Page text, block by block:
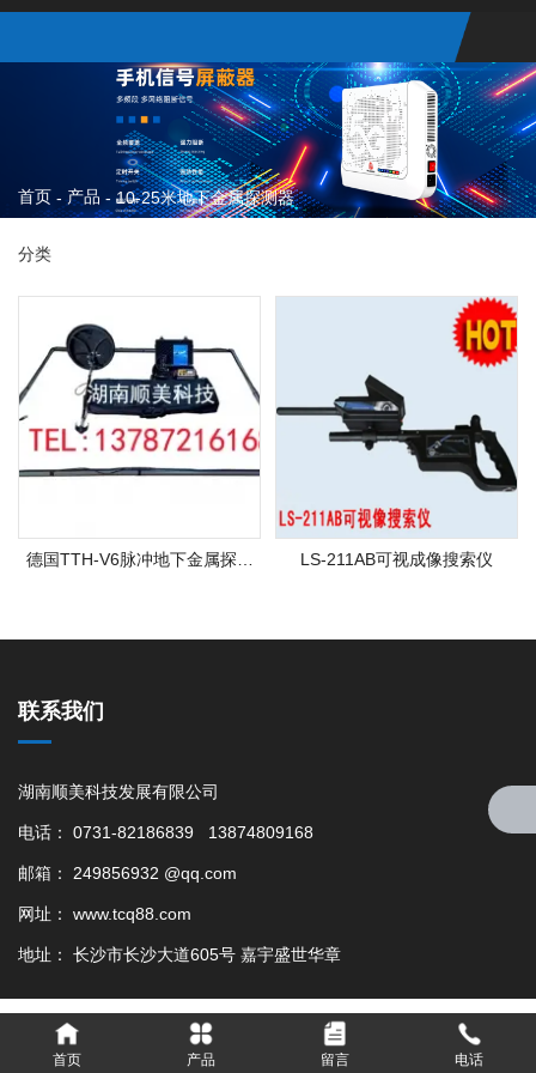
首页 -产品 - 10-25米地下金属探测器
分类
德国TTH-V6脉冲地下金属探测
LS-211AB可视成像搜索仪
联系我们
湖南顺美科技发展有限公司
电话： 0731-82186839 13874809168
邮箱： 249856932 @qq.com
网址： www.tcq88.com
地址： 长沙市长沙大道605号 嘉宇盛世华章
首页 产品 留言 电话